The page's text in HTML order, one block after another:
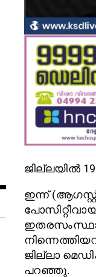
ജില്ലയില്‍
ഇന്ന്
ജില്ലാ
പറഞ്ഞു.